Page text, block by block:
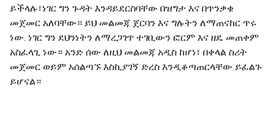
ይችላሉ፣ነገር ግን ጉዳት እንዳይደርስባቸው በዝግታ እና በጥንቃቄ
መጀመር አለባቸው። ይህ መልመጃ ጀርባን እና ግሉትን ለማጠናከር ጥሩ
ነው. ነገር ግን ደህንነትን ለማረጋገጥ ተገቢውን ፎርም እና ዘዴ መጠቀም
አስፈላጊ ነው። አንድ ሰው ለዚህ መልመጃ አዲስ ከሆነ፣ በቀላል ስሪት
መጀመር ወይም አሰልጣኙ እስኪያገኝ ድረስ እንዲቆጣጠርላቸው ይፈልጉ
ይሆናል።